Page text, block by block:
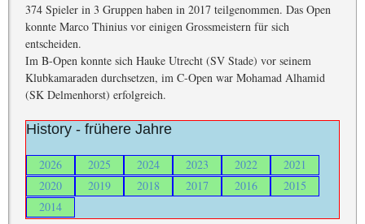
374 Spieler in 3 Gruppen haben in 2017 teilgenommen. Das Open
konnte Marco Thinius vor einigen Grossmeistern für sich
entscheiden.
Im B-Open konnte sich Hauke Utrecht (SV Stade) vor seinem
Klubkamaraden durchsetzen, im C-Open war Mohamad Alhamid
(SK Delmenhorst) erfolgreich.
History - frühere Jahre
2026 2025 2024 2023 2022
2021
2020
2019 2018 2017 2016
2015
2014